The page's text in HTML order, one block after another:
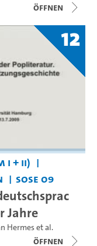
Öffnen
12
I + II)
SoSe 09
Jahre
Hermeset al.
Öffnen